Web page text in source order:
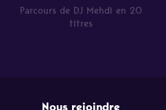
Parcours de DJ Mehdi en 20
titres
Nous rejoindre